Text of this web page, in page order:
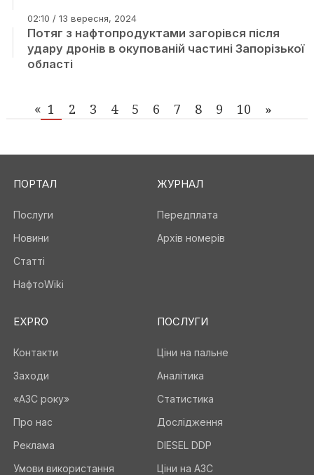
02:10 / 13 вересня, 2024
Потяг з нафтопродуктами загорівся після
удару дронів в окупованій частині Запорізької
області
« 1 2 3 4 5 6 7 8 9 10 »
ПОРТАЛ
Послуги
Новини
Статті
НафтоWiki
ЖУРНАЛ
Передплата
Архів номерів
EXPRO
Контакти
Заходи
«АЗС року»
Про нас
Реклама
Умови використання
ПОСЛУГИ
Ціни на пальне
Аналітика
Статистика
Дослідження
DIESEL DDP
Ціни на АЗС